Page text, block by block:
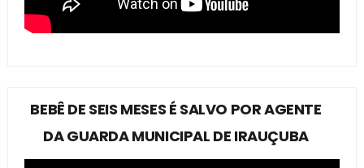
BEBÊ DE SEIS MESES É SALVO POR AGENTE
DA GUARDA MUNICIPAL DE IRAUÇUBA